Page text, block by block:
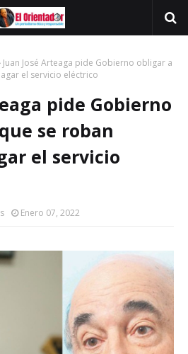
Juan José Arteaga pide Gobierno obligar a
el servicio eléctrico
pide Gobierno
se roban
el servicio
Enero 07, 2022